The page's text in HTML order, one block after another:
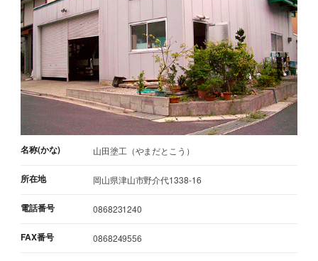
名称(かな) 山田塗工（やまだとこう）
所在地 岡山県津山市野介代1338-16
電話番号 0868231240
FAX番号 0868249556